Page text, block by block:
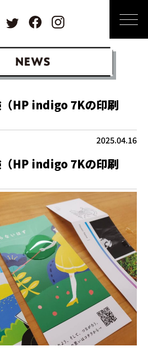
（HP indigo 7Kの印刷
2025.04.16
（HP indigo 7Kの印刷